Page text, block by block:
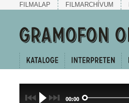
FILMALAP FILMARCHÍVUM
00:00